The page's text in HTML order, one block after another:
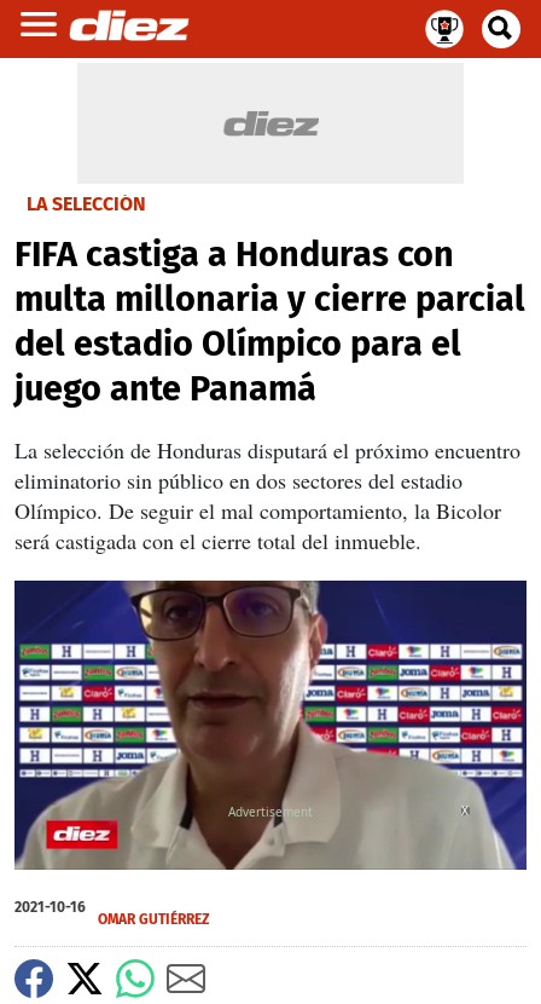
LA SELECCIÓN
FIFA castiga a Honduras con
multa millonaria y cierre parcial
del estadio Olímpico para el
juego ante Panamá
La selección de Honduras disputará el próximo encuentro
eliminatorio sin público en dos sectores del estadio
Olímpico. De seguir el mal comportamiento, la Bicolor
será castigada con el cierre total del inmueble.
of
1
17
seconds
X
2021-10-16
OMAR GUTIÉRREZ